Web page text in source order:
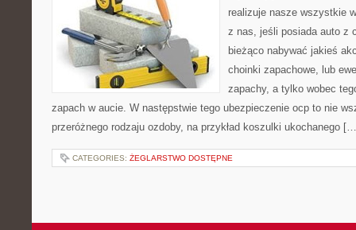
realizuje nasze wszystkie
z nas, jeśli posiada auto z
bieżąco nabywać jakieś
choinki zapachowe, lub
zapachy, a tylko wobec
zapach w aucie. W następstwie tego ubezpieczenie ocp to nie
przeróżnego rodzaju ozdoby, na przykład koszulki ukochanego
CATEGORIES: ŻEGLARSTWO DOSTĘPNE